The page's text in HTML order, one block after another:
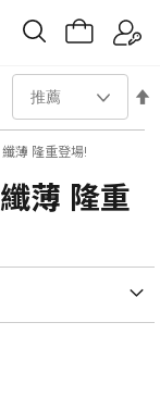
薄 隆重登場!
薄 隆重
設
向